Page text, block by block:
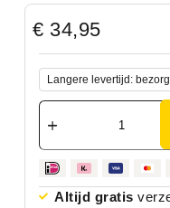
€ 34,95
Langere levertijd:
Altijd gratis